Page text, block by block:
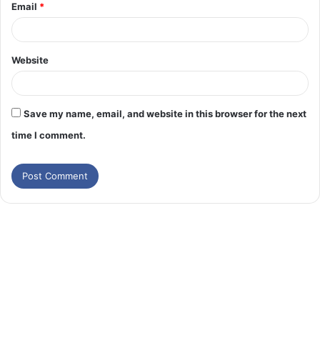
Email *
Website
Save my name, email, and website in this browser for the next
time I comment.